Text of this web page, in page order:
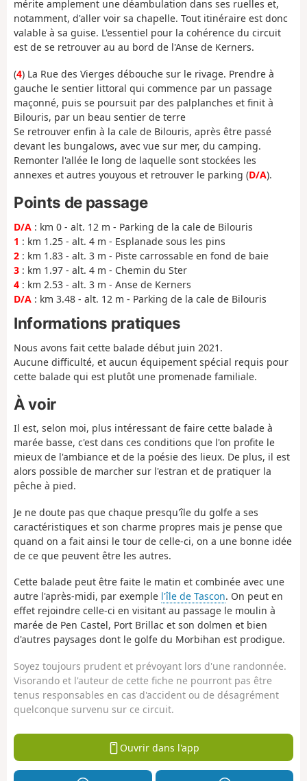
mérite amplement une déambulation dans ses ruelles et,
notamment, d'aller voir sa chapelle. Tout itinéraire est donc
valable à sa guise. L'essentiel pour la cohérence du circuit
est de se retrouver au au bord de l'Anse de Kerners.
(4) La Rue des Vierges débouche sur le rivage. Prendre à
gauche le sentier littoral qui commence par un passage
maçonné, puis se poursuit par des palplanches et finit à
Bilouris, par un beau sentier de terre
Se retrouver enfin à la cale de Bilouris, après être passé
devant les bungalows, avec vue sur mer, du camping.
Remonter l'allée le long de laquelle sont stockées les
annexes et autres youyous et retrouver le parking (D/A).
Points de passage
D/A : km 0 - alt. 12 m - Parking de la cale de Bilouris
1 : km 1.25 - alt. 4 m - Esplanade sous les pins
2 : km 1.83 - alt. 3 m - Piste carrossable en fond de baie
3 : km 1.97 - alt. 4 m - Chemin du Ster
4 : km 2.53 - alt. 3 m - Anse de Kerners
D/A : km 3.48 - alt. 12 m - Parking de la cale de Bilouris
Informations pratiques
Nous avons fait cette balade début juin 2021.
Aucune difficulté, et aucun équipement spécial requis pour
cette balade qui est plutôt une promenade familiale.
À voir
Il est, selon moi, plus intéressant de faire cette balade à
marée basse, c'est dans ces conditions que l'on profite le
mieux de l'ambiance et de la poésie des lieux. De plus, il est
alors possible de marcher sur l'estran et de pratiquer la
pêche à pied.
Je ne doute pas que chaque presqu'île du golfe a ses
caractéristiques et son charme propres mais je pense que
quand on a fait ainsi le tour de celle-ci, on a une bonne idée
de ce que peuvent être les autres.
Cette balade peut être faite le matin et combinée avec une
autre l'après-midi, par exemple l'île de Tascon. On peut en
effet rejoindre celle-ci en visitant au passage le moulin à
marée de Pen Castel, Port Brillac et son dolmen et bien
d'autres paysages dont le golfe du Morbihan est prodigue.
Soyez toujours prudent et prévoyant lors d'une randonnée.
Visorando et l'auteur de cette fiche ne pourront pas être
tenus responsables en cas d'accident ou de désagrément
quelconque survenu sur ce circuit.
Ouvrir dans l'app